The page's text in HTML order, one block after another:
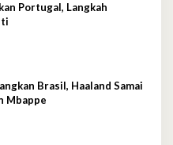
Portugal, Langkah
Brasil, Haaland Samai
Mbappe